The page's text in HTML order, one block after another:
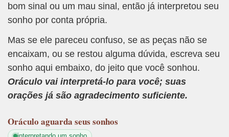
bom sinal ou um mau sinal, então já interpretou seu
sonho por conta própria.
Mas se ele pareceu confuso, se as peças não se
encaixam, ou se restou alguma dúvida, escreva seu
sonho aqui embaixo, do jeito que você sonhou.
Oráculo vai interpretá-lo para você; suas
orações já são agradecimento suficiente.
Oráculo aguarda seus sonhos